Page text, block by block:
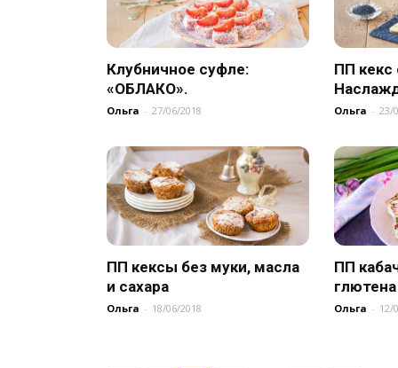
Клубничное суфле:
«ОБЛАКО».
Ольга - 27/06/2018
ПП кекс
Ольга - 23/
ПП кексы без муки, масла
и сахара
Ольга - 18/06/2018
ПП
Ольга - 12/